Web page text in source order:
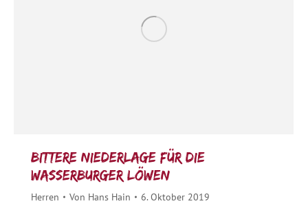
Bittere Niederlage für die
Wasserburger Löwen
Herren Von Hans Hain 6. Oktober 2019